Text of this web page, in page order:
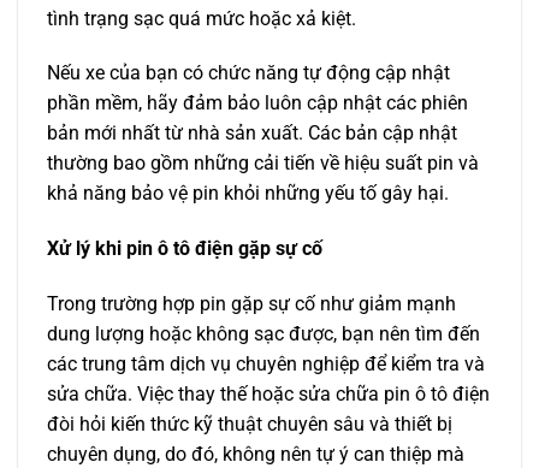
tình trạng sạc quá mức hoặc xả kiệt.
Nếu xe của bạn có chức năng tự động cập nhật
phần mềm, hãy đảm bảo luôn cập nhật các phiên
bản mới nhất từ nhà sản xuất. Các bản cập nhật
thường bao gồm những cải tiến về hiệu suất pin và
khả năng bảo vệ pin khỏi những yếu tố gây hại.
Xử lý khi pin ô tô điện gặp sự cố
Trong trường hợp pin gặp sự cố như giảm mạnh
dung lượng hoặc không sạc được, bạn nên tìm đến
các trung tâm dịch vụ chuyên nghiệp để kiểm tra và
sửa chữa. Việc thay thế hoặc sửa chữa pin ô tô điện
đòi hỏi kiến thức kỹ thuật chuyên sâu và thiết bị
chuyên dụng, do đó, không nên tự ý can thiệp mà